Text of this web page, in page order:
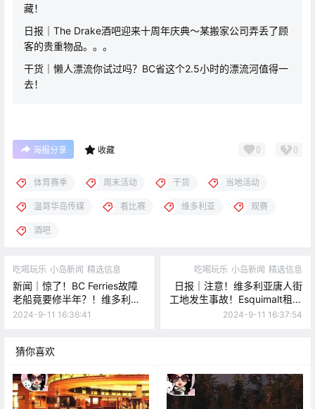
藏！
日报｜The Drake酒吧迎来十周年庆典～某搬家公司弄丢了顾
客的贵重物品。。。
干货｜懒人漂流你试过吗？BC省这个2.5小时的漂流河值得一
去！
海报分享 收藏 0 0
体育赛季 周末活动 干货 当地活动
温哥华岛传媒 看比赛 维多利亚 观赛
酒吧
吃喝玩乐 小岛新闻 精选信息
新闻｜惊了！BC Ferries故障
老船竟要修半年？！维多利亚
downtown迎来关店潮！
2024-9-11 16:36:41
吃喝玩乐 小岛新闻 精选信息
日报｜注意！维多利亚唐人街
工地发生事故！Esquimalt租户
组建工会抵制拆迁！
2024-9-11 16:37:54
猜你喜欢